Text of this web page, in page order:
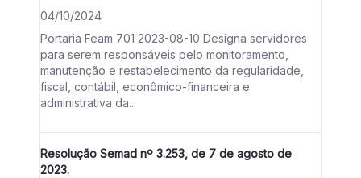
04/10/2024
Portaria Feam 701 2023-08-10 Designa servidores
para serem responsáveis pelo monitoramento,
manutenção e restabelecimento da regularidade,
fiscal, contábil, econômico-financeira e
administrativa da...
Resolução Semad nº 3.253, de 7 de agosto de
2023.